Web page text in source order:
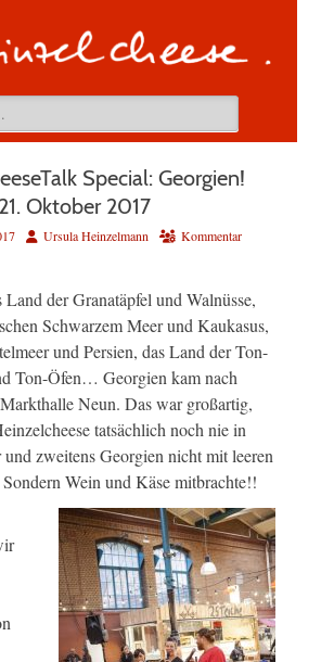
Special: Georgien!
Oktober 2017
AutorUrsula Heinzelmann
Kommentar
Land der Granatäpfel und Walnüsse,
Schwarzem Meer und Kaukasus,
und Persien, das Land der Ton-
Ton-Öfen… Georgien kam nach
Neun. Das war großartig,
tatsächlich noch nie in
zweitens Georgien nicht mit leeren
Wein und Käse mitbrachte!!